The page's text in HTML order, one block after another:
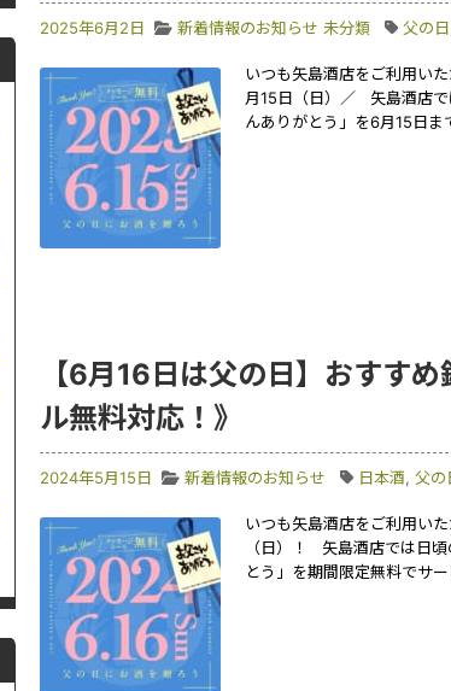
2025年6月2日 新着情報のお知らせ 未分類 父の日
いつも矢島酒店をご利用い
月15日（日）／ 矢島酒店で
んありがとう」を6月15日ま
【6月16日は父の日】おすす
ル無料対応！》
2024年5月15日 新着情報のお知らせ 日本酒, 父の
いつも矢島酒店をご利用い
（日）！ 矢島酒店では日
とう」を期間限定無料でサ